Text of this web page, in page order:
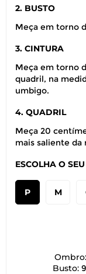
2. BUSTO
Meça em torno
3. CINTURA
Meça em torno
quadril, na
umbigo.
4. QUADRIL
Meça 20
mais saliente da
ESCOLHA O
P M
Ombro:
Busto: